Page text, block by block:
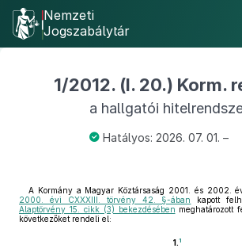
Nemzeti
Jogszabálytár
1/2012. (I. 20.) Korm.
a hallgatói
Hatályos: 2026. 07. 01. –
A Kormány a Magyar Köztársaság 2001. és 2002.
2000. évi CXXXIII. törvény 42. §-ában
kapott
Alaptörvény 15. cikk (3) bekezdésében meghatározott
következőket rendeli el:
1.1